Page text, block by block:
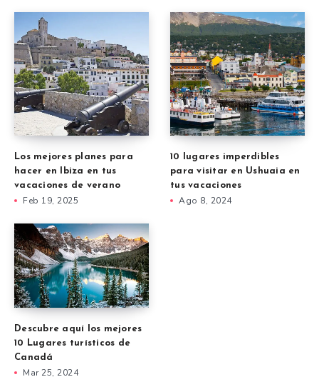
Los mejores planes para
hacer en Ibiza en tus
vacaciones de verano
Feb 19, 2025
10 lugares imperdibles
para visitar en Ushuaia en
tus vacaciones
Ago 8, 2024
Descubre aquí los mejores
10 Lugares turísticos de
Canadá
Mar 25, 2024